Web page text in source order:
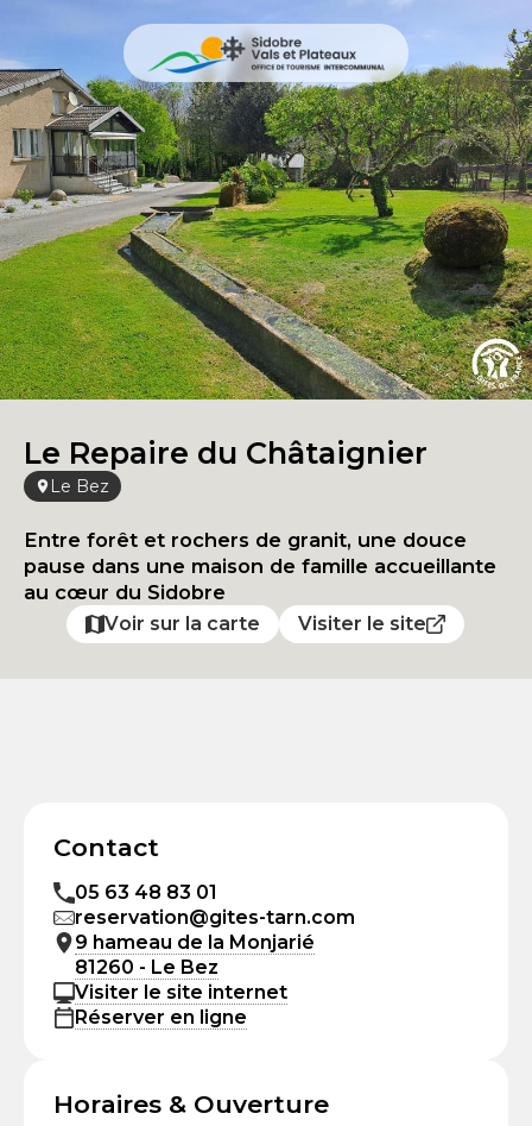
Le Repaire du Châtaignier
Le Bez
Entre forêt et rochers de granit, une douce
pause dans une maison de famille accueillante
au cœur du Sidobre
Voir sur la carte Visiter le site
Contact
05 63 48 83 01
reservation@gites-tarn.com
9 hameau de la Monjarié
81260 - Le Bez
Visiter le site internet
Réserver en ligne
Horaires & Ouverture